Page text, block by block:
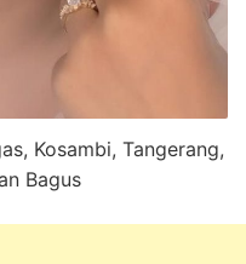
Kosambi, Tangerang,
Bagus